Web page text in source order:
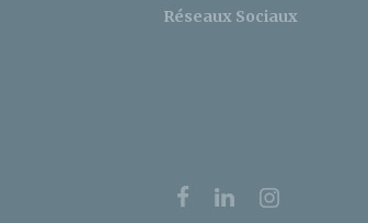
Réseaux Sociaux